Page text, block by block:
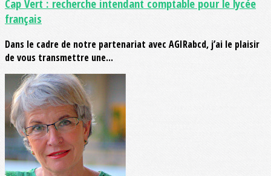
Cap Vert : recherche intendant comptable pour le lycée
français
Dans le cadre de notre partenariat avec AGIRabcd, j’ai le plaisir
de vous transmettre une...